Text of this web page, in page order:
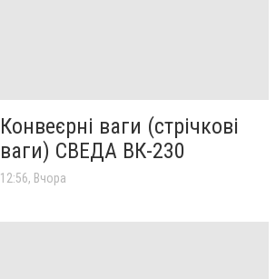
Конвеєрні ваги (стрічкові
ваги) СВЕДА ВК-230
12:56, Вчора